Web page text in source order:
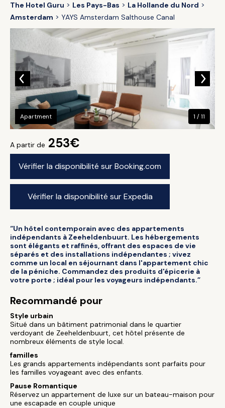
The Hotel Guru Les Pays-Bas
La Hollande du Nord
Amsterdam
YAYS Amsterdam Salthouse Canal
A partir de 253€
Vérifier la disponibilité sur Booking.com
Vérifier la disponibilité sur Expedia
Apartment 1 / 11
“Un hôtel contemporain avec des appartements
indépendants à Zeeheldenbuurt. Les hébergements
sont élégants et raffinés, offrant des espaces de vie
séparés et des installations indépendantes ; vivez
comme un local en séjournant dans l'appartement chic
de la péniche. Commandez des produits d'épicerie à
votre porte ; idéal pour les voyageurs indépendants.”
Recommandé pour
Style urbain
Situé dans un bâtiment patrimonial dans le quartier
verdoyant de Zeeheldenbuurt, cet hôtel présente de
nombreux éléments de style local.
familles
Les grands appartements indépendants sont parfaits pour
les familles voyageant avec des enfants.
Pause Romantique
Réservez un appartement de luxe sur un bateau-maison pour
une escapade en couple unique